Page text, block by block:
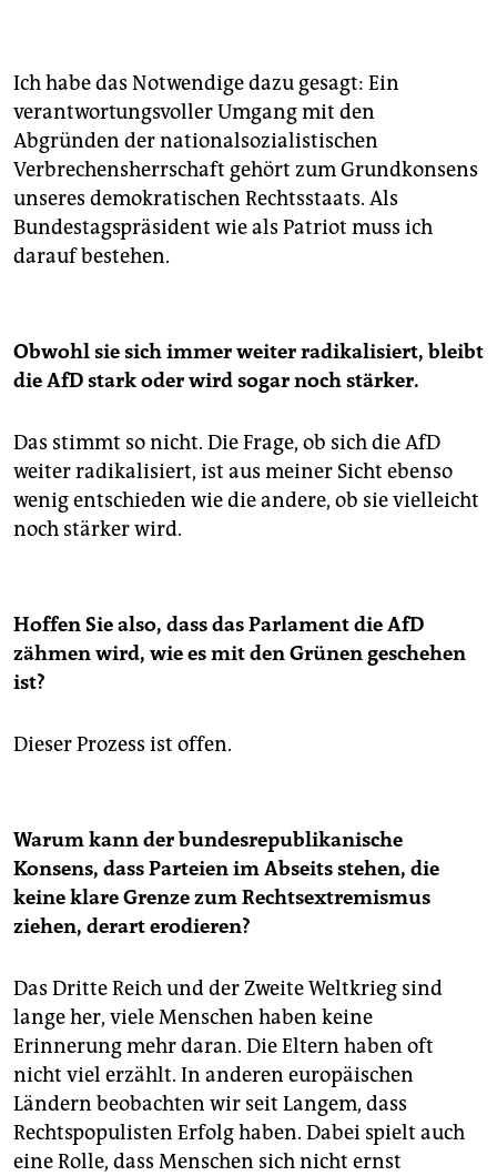
Ich habe das Notwendige dazu gesagt: Ein
verantwortungsvoller Umgang mit den
Abgründen der nationalsozialistischen
Verbrechensherrschaft gehört zum Grundkonsens
unseres demokratischen Rechtsstaats. Als
Bundestagspräsident wie als Patriot muss ich
darauf bestehen.
Obwohl sie sich immer weiter radikalisiert, bleibt
die AfD stark oder wird sogar noch stärker.
Das stimmt so nicht. Die Frage, ob sich die AfD
weiter radikalisiert, ist aus meiner Sicht ebenso
wenig entschieden wie die andere, ob sie vielleicht
noch stärker wird.
Hoffen Sie also, dass das Parlament die AfD
zähmen wird, wie es mit den Grünen geschehen
ist?
Dieser Prozess ist offen.
Warum kann der bundesrepublikanische
Konsens, dass Parteien im Abseits stehen, die
keine klare Grenze zum Rechtsextremismus
ziehen, derart erodieren?
Das Dritte Reich und der Zweite Weltkrieg sind
lange her, viele Menschen haben keine
Erinnerung mehr daran. Die Eltern haben oft
nicht viel erzählt. In anderen europäischen
Ländern beobachten wir seit Langem, dass
Rechtspopulisten Erfolg haben. Dabei spielt auch
eine Rolle, dass Menschen sich nicht ernst